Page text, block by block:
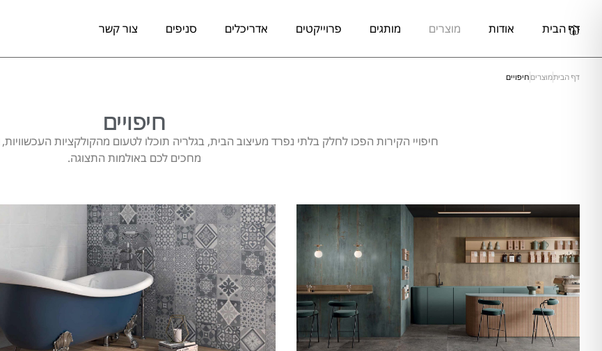
דף הבית אודות מוצרים מותגים פרוייקטים אדריכלים סניפים צור קשר
דף הביתמוצרים חיפויים
חיפויים
חיפויי הקירות הפכו לחלק בלתי נפרד מעיצוב הבית, בגלריה תוכלו לטעום מהקולקציות העכשוויות,
מחכים לכם באולמות התצוגה.